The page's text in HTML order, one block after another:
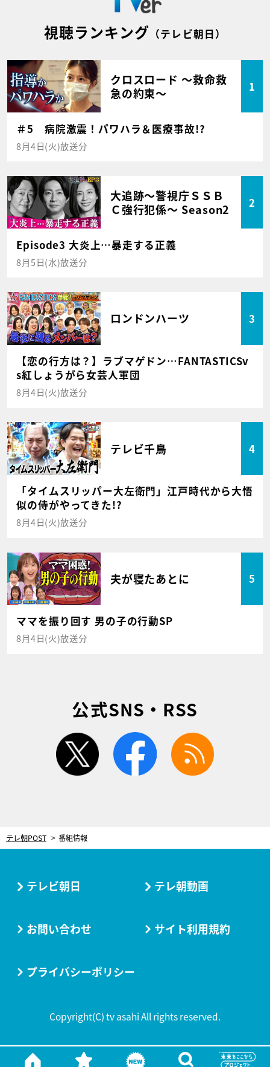
視聴ランキング （テレビ朝日）
クロスロード ～救命救
急の約束～
1
＃5 病院激震！パワハラ＆医療事故!?
8月4日(火)放送分
大追跡～警視庁ＳＳＢ
Ｃ強行犯係～ Season2
2
Episode3 大炎上…暴走する正義
8月5日(水)放送分
ロンドンハーツ 3
【恋の行方は？】ラブマゲドン…FANTASTICSv
s紅しょうがら女芸人軍団
8月4日(火)放送分
テレビ千鳥 4
「タイムスリッパー大左衛門」江戸時代から大悟
似の侍がやってきた!?
8月4日(火)放送分
夫が寝たあとに 5
ママを振り回す 男の子の行動SP
8月4日(火)放送分
公式SNS・RSS
twitter facebook
テレ朝POST 番組情報
テレビ朝日 テレ朝動画
お問い合わせ サイト利用規約
プライバシーポリシー
Copyright(C) tv asahi All rights reserved.